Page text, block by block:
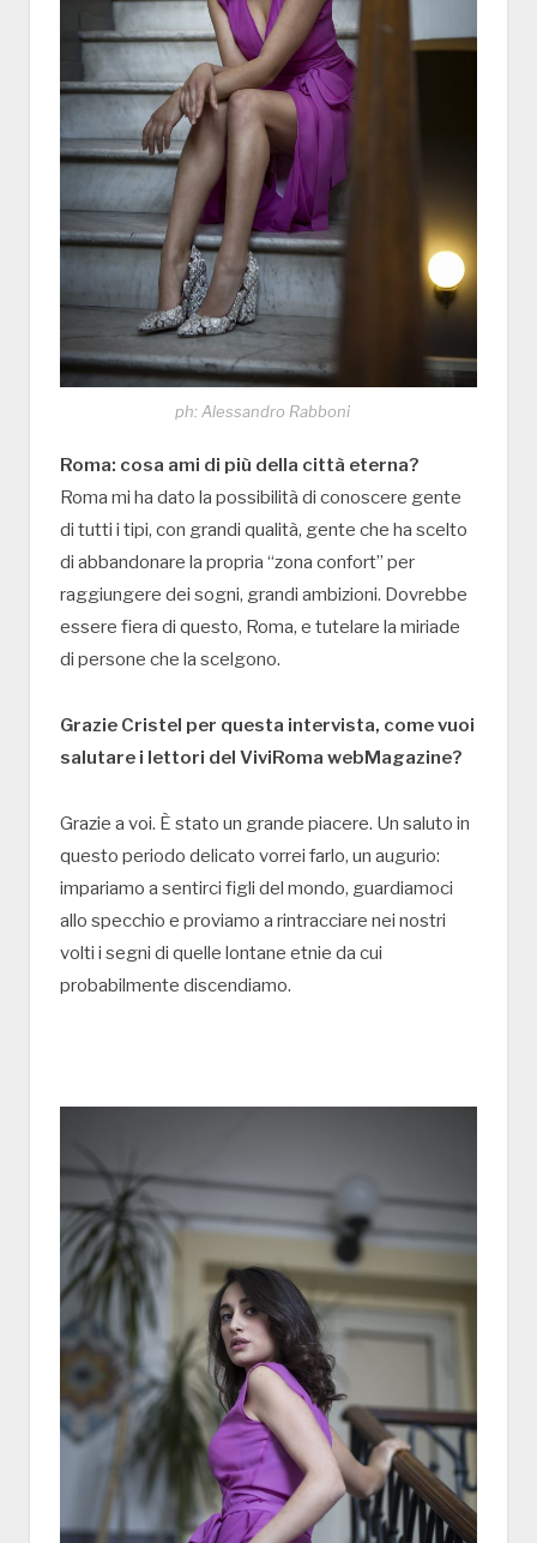
ph: Alessandro Rabboni
Roma: cosa ami di più della città eterna?
Roma mi ha dato la possibilità di conoscere gente
di tutti i tipi, con grandi qualità, gente che ha scelto
di abbandonare la propria “zona confort” per
raggiungere dei sogni, grandi ambizioni. Dovrebbe
essere fiera di questo, Roma, e tutelare la miriade
di persone che la scelgono.
Grazie Cristel per questa intervista, come vuoi
salutare i lettori del ViviRoma webMagazine?
Grazie a voi. È stato un grande piacere. Un saluto in
questo periodo delicato vorrei farlo, un augurio:
impariamo a sentirci figli del mondo, guardiamoci
allo specchio e proviamo a rintracciare nei nostri
volti i segni di quelle lontane etnie da cui
probabilmente discendiamo.